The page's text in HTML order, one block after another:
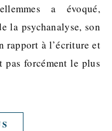
a évoqué,
la psychanalyse, son
rapport à l’écriture et
forcément le plus